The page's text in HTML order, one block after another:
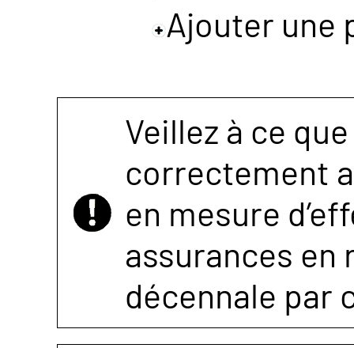
Ajouter une
Veillez à ce
correctement
en mesure
assurances
décennale par